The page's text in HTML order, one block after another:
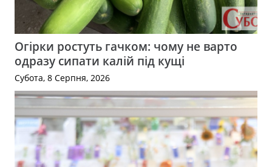
Огірки ростуть гачком: чому не варто
одразу сипати калій під кущі
Субота, 8 Серпня, 2026